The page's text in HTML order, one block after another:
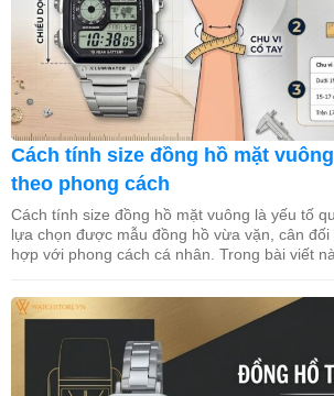
Cách tính size đồng hồ mặt
theo phong cách
Cách tính size đồng hồ mặt vuông là yếu tố
lựa chọn được mẫu đồng hồ vừa vặn, cân đối
hợp với phong cách cá nhân. Trong bài viết